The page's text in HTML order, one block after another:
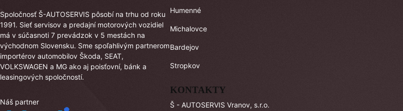
Spoločnosť Š-AUTOSERVIS pôsobí na trhu od roku
1991. Sieť servisov a predajní motorových vozidiel
má v súčasnoti 7 prevádzok v 5 mestách na
východnom Slovensku. Sme spoľahlivým partnerom
importérov automobilov Škoda, SEAT,
VOLKSWAGEN a MG ako aj poisťovní, bánk a
leasingových spoločností.
Náš partner
Humenné
Michalovce
Bardejov
Stropkov
KONTAKTY
Š - AUTOSERVIS Vranov, s.r.o.